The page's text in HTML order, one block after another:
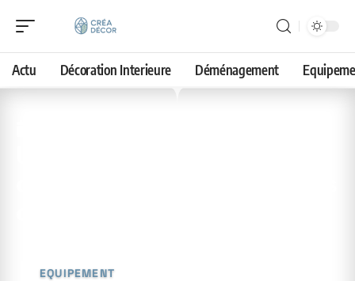
Actu Décoration Interieure Déménagement
EQUIPEMENT